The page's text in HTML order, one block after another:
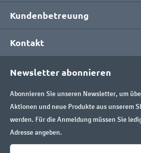
Kundenbetreuung
Kontakt
Newsletter abonnieren
Abonnieren Sie unseren Newsletter, um
Aktionen und neue Produkte aus unserem
werden. Für die Anmeldung müssen Sie
Adresse angeben.